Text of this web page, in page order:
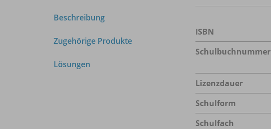
Beschreibung
Zugehörige Produkte
Lösungen
ISBN
Schulbuchnummer
Lizenzdauer
Schulform
Schulfach